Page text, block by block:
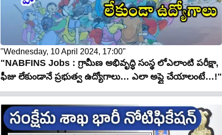
"Wednesday, 10 April 2024, 17:00"
"NABFINS Jobs : గ్రామీణ అభివృద్ధి సంస్థ లోఎలాంటి పరీక్షా,
ఫీజు లేకుండానే ప్రభుత్వ ఉద్యోగాలు… ఎలా అప్లై చేయాలంటే…!"